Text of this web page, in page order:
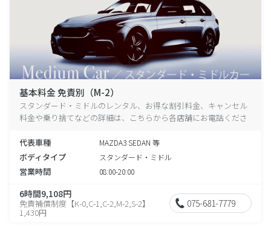
基本料金 免責別（M-2）
スタンダード・ミドルのレンタル、お得な割引料金、キャンセル
料金や乗り捨てなどの詳細は、こちらから各店舗にお電話くださ
代表車種
MAZDA3 SEDAN 等
ボディタイプ スタンダード・ミドル
営業時間 08:00-20:00
6時間9,108円
免責補償制度【K-0,C-1,C-2,M-2,S-2】
1,430円
075-681-7779